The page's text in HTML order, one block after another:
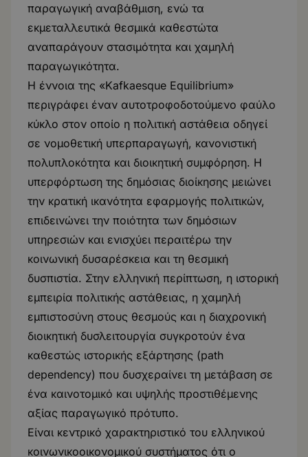
παραγωγική αναβάθμιση, ενώ τα
εκμεταλλευτικά θεσμικά καθεστώτα
αναπαράγουν στασιμότητα και χαμηλή
παραγωγικότητα.
Η έννοια της «Kafkaesque Equilibrium»
περιγράφει έναν αυτοτροφοδοτούμενο φαύλο
κύκλο στον οποίο η πολιτική αστάθεια οδηγεί
σε νομοθετική υπερπαραγωγή, κανονιστική
πολυπλοκότητα και διοικητική συμφόρηση. Η
υπερφόρτωση της δημόσιας διοίκησης μειώνει
την κρατική ικανότητα εφαρμογής πολιτικών,
επιδεινώνει την ποιότητα των δημόσιων
υπηρεσιών και ενισχύει περαιτέρω την
κοινωνική δυσαρέσκεια και τη θεσμική
δυσπιστία. Στην ελληνική περίπτωση, η ιστορική
εμπειρία πολιτικής αστάθειας, η χαμηλή
εμπιστοσύνη στους θεσμούς και η διαχρονική
διοικητική δυσλειτουργία συγκροτούν ένα
καθεστώς ιστορικής εξάρτησης (path
dependency) που δυσχεραίνει τη μετάβαση σε
ένα καινοτομικό και υψηλής προστιθέμενης
αξίας παραγωγικό πρότυπο.
Είναι κεντρικό χαρακτηριστικό του ελληνικού
κοινωνικοοικονομικού συστήματος ότι ο